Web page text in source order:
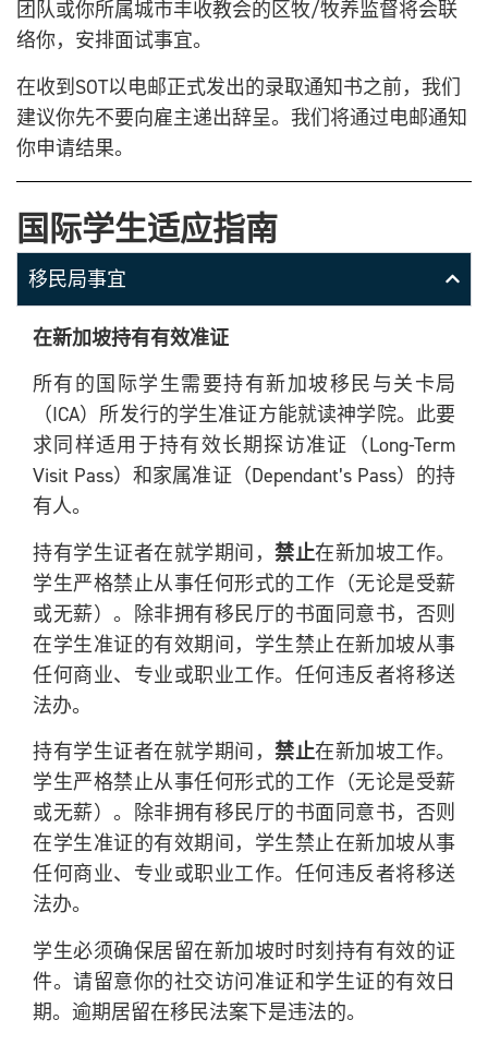
团队或你所属城市丰收教会的区牧/牧养监督将会联
络你，安排面试事宜。
在收到SOT以电邮正式发出的录取通知书之前，我们
建议你先不要向雇主递出辞呈。我们将通过电邮通知
你申请结果。
国际学生适应指南
移民局事宜
在新加坡持有有效准证
所有的国际学生需要持有新加坡移民与关卡局
（ICA）所发行的学生准证方能就读神学院。此要
求同样适用于持有效长期探访准证（Long-Term
Visit Pass）和家属准证（Dependant’s Pass）的持
有人。
持有学生证者在就学期间， 禁止在新加坡工作。
学生严格禁止从事任何形式的工作（无论是受薪
或无薪）。除非拥有移民厅的书面同意书，否则
在学生准证的有效期间，学生禁止在新加坡从事
任何商业、专业或职业工作。任何违反者将移送
法办。
持有学生证者在就学期间， 禁止在新加坡工作。
学生严格禁止从事任何形式的工作（无论是受薪
或无薪）。除非拥有移民厅的书面同意书，否则
在学生准证的有效期间，学生禁止在新加坡从事
任何商业、专业或职业工作。任何违反者将移送
法办。
学生必须确保居留在新加坡时时刻持有有效的证
件。请留意你的社交访问准证和学生证的有效日
期。逾期居留在移民法案下是违法的。